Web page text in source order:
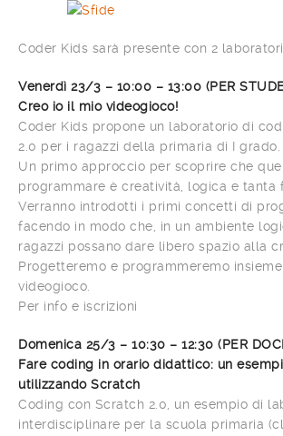
Coder Kids sarà presente con 2
Venerdì 23/3 – 10:00 – 13:00 (PER
Creo io il mio videogioco!
Coder Kids propone un laboratorio di
2.0 per i ragazzi della primaria di I grado.
Un primo approccio per scoprire che
programmare è creatività, logica e tanta
Verranno introdotti i primi concetti di
facendo in modo che, in un ambiente
ragazzi possano dare libero spazio alla
Progetteremo e programmeremo
videogioco.
Per info e iscrizioni
Domenica 25/3 – 10:30 – 12:30 (PER
Fare coding in orario didattico: un
utilizzando Scratch
Coding con Scratch 2.0, un esempio di
interdisciplinare per la scuola primaria